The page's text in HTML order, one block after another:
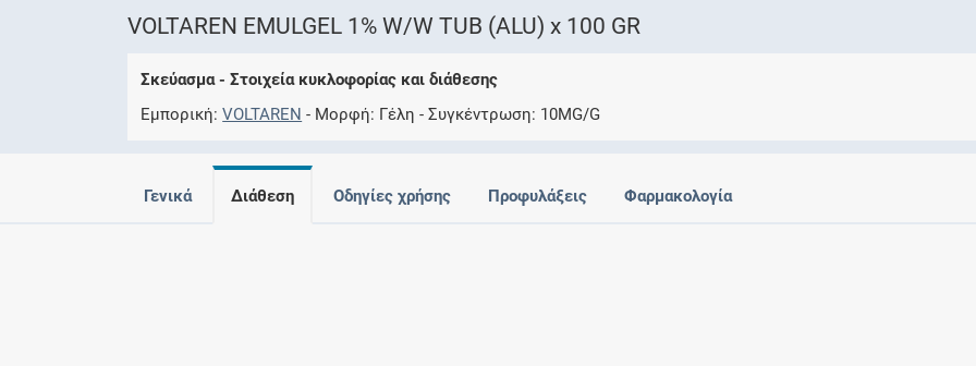
Ελέγξτε την αγωγή σας για αντενδείξεις και
VOLTAREN EMULGEL 1% W/W TUB (ALU) x 100 GR
Σκεύασμα - Στοιχεία κυκλοφορίας και διάθεσης
Εμπορική VOLTAREN Μορφή Γέλη Συγκέντρωση 10MG/G
Γενικά Διάθεση Οδηγίες χρήσης Προφυλάξεις Φαρμακολογία